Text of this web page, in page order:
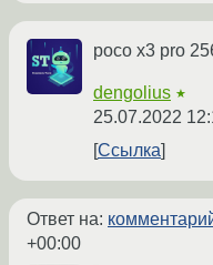
poco x3 pro
dengolius ★
25.07.2022
Ссылка
Ответ на:
+00:00